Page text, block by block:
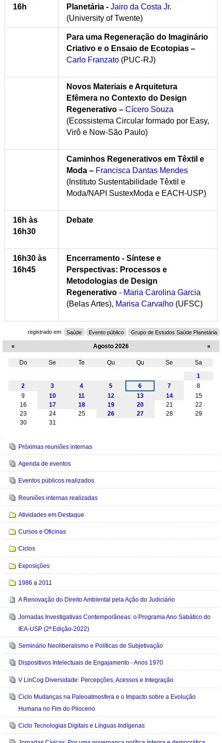
16h
Planetária - Jairo da Costa Jr.
(University of Twente)
Para uma Regeneração do Imaginário
Criativo e o Ensaio de Ecotopias –
Carlo Franzato (PUC-RJ)
Novos Materiais e Arquitetura
Efêmera no Contexto do Design
Regenerativo – Cícero Souza
(Ecossistema Circular formado por Easy,
Virô e Now-São Paulo)
Caminhos Regenerativos em Têxtil e
Moda– Francisca Dantas Mendes
(Instituto Sustentabilidade Têxtil e
Moda/NAPI SustexModa e EACH-USP)
16h às
16h30
Debate
16h30 às
16h45
Encerramento - Síntese e
Perspectivas: Processos e
Metodologias de Design
Regenerativo - Maria Carolina Garcia
(Belas Artes), Marisa Carvalho(UFSC)
registrado em: Saúde Evento público Grupo de Estudos Saúde Planetária
« Agosto 2026 »
Do Se Te Qu Qu Se
Sa
1
2
3 4 5 6 7
8
9
10 11 12 13 14
15
16
17 18 19 20 21
22
23
24 25 26 27 28
29
30
31
Navegação
Próximas reuniões internas
Agenda de eventos
Eventos públicos realizados
Reuniões internas realizadas
Atividades em Destaque
Cursos e Oficinas
Ciclos
Exposições
1986 a 2011
A Renovação do Direito Ambiental pela Ação do Judiciário
Jornadas Investigativas Contemporâneas: o Programa Ano Sabático do
IEA-USP (2ª Edição-2022)
Seminário Neoliberalismo e Políticas de Subjetivação
Dispositivos Intelectuais de Engajamento - Anos 1970
V LinCog Diversidade: Percepções, Acessos e Integração
Ciclo Mudanças na Paleoatmosfera e o Impacto sobre a Evolução
Humana no Fim do Plioceno
Ciclo Tecnologias Digitais e Línguas Indígenas